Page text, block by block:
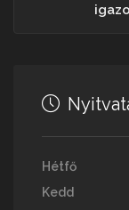
Hétfő
Kedd